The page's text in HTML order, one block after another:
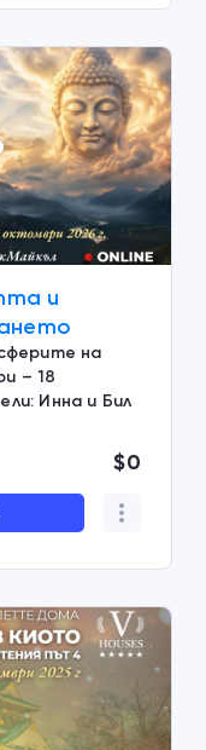
и
на
– 18
Инна и Бил
$0